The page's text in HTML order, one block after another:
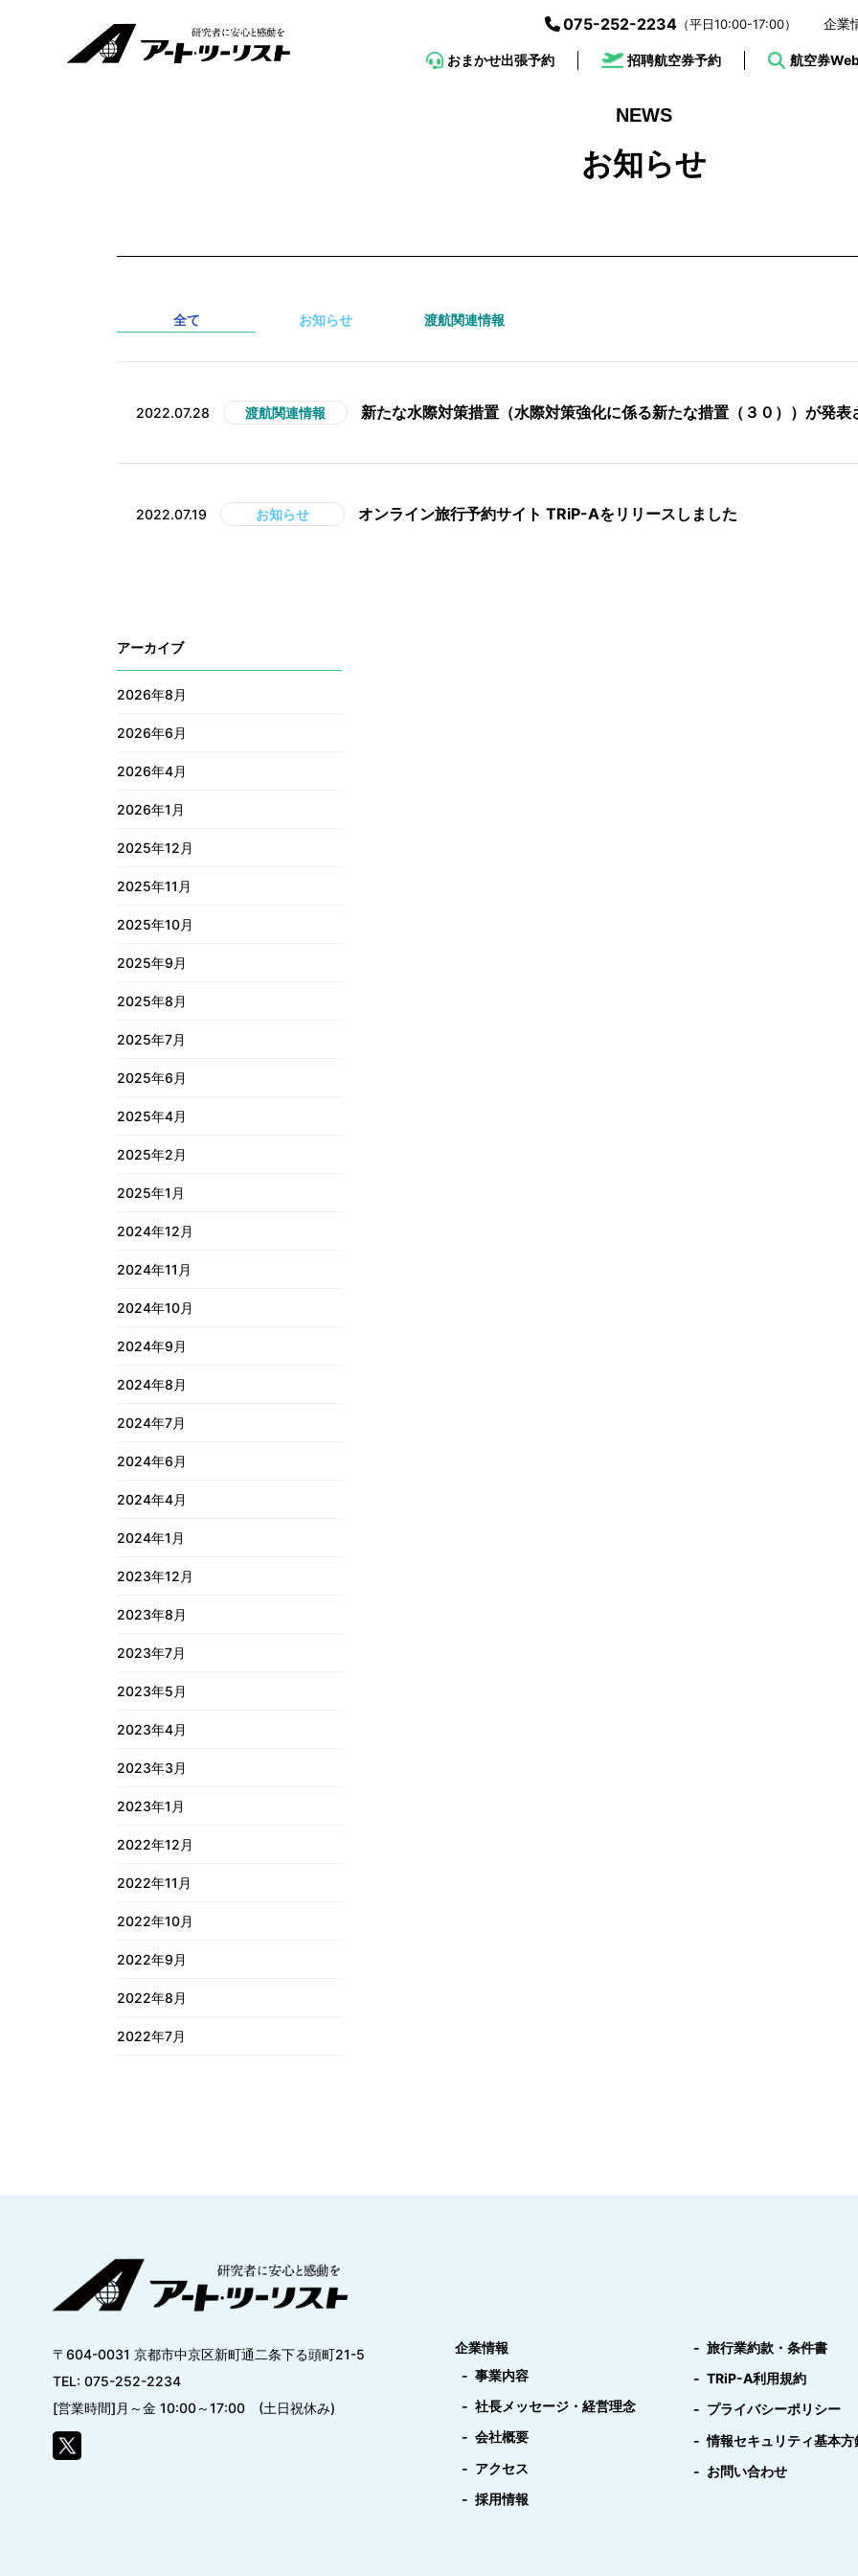
075-252-2234 （平日10:00-17:00） 企業
おまかせ出張予約 招聘航空券予約 航空券
NEWS
お知らせ
全て お知らせ 渡航関連情報
2022.07.28 渡航関連情報 新たな水際対策措置（水際対策強化に係る新たな措置（３０））が発表
2022.07.19 お知らせ オンライン旅行予約サイト TRiP-Aをリリースしました
アーカイブ
2026年8月
2026年6月
2026年4月
2026年1月
2025年12月
2025年11月
2025年10月
2025年9月
2025年8月
2025年7月
2025年6月
2025年4月
2025年2月
2025年1月
2024年12月
2024年11月
2024年10月
2024年9月
2024年8月
2024年7月
2024年6月
2024年4月
2024年1月
2023年12月
2023年8月
2023年7月
2023年5月
2023年4月
2023年3月
2023年1月
2022年12月
2022年11月
2022年10月
2022年9月
2022年8月
2022年7月
〒604-0031 京都市中京区新町通二条下る頭町21-5
TEL: 075-252-2234
[営業時間]月～金 10:00～17:00 (土日祝休み)
企業情報
事業内容
社長メッセージ・経営理念
会社概要
アクセス
採用情報
旅行業約款・条件書
TRiP-A利用規約
プライバシーポリシー
情報セキュリティ基本方
お問い合わせ